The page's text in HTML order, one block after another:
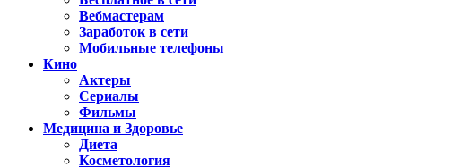
Вебмастерам
Заработок в сети
Мобильные телефоны
Кино
Актеры
Сериалы
Фильмы
Медицина и Здоровье
Диета
Косметология